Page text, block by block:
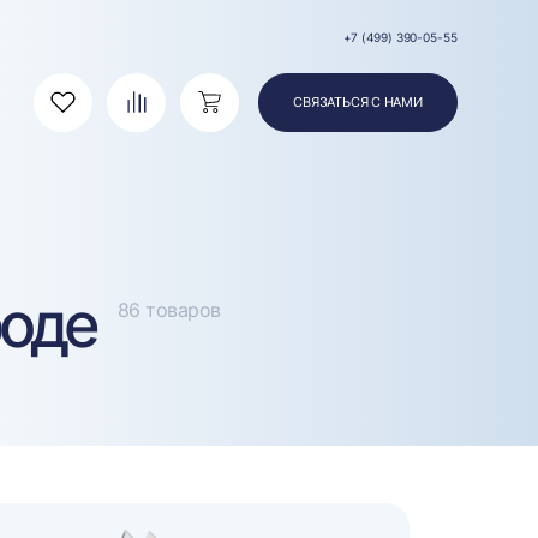
+7 (499) 390-05-55
Избранное СравнениеКорзина СВЯЗАТЬСЯ С НАМИ
86 товаров